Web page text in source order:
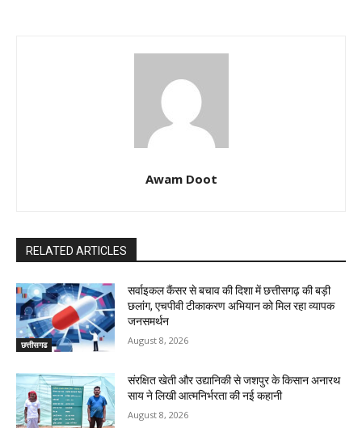
Awam Doot
RELATED ARTICLES
छत्तीसगढ
सर्वाइकल कैंसर से बचाव की दिशा में छत्तीसगढ़ की बड़ी
छलांग, एचपीवी टीकाकरण अभियान को मिल रहा व्यापक
जनसमर्थन
August 8, 2026
संरक्षित खेती और उद्यानिकी से जशपुर के किसान अनारथ
साय ने लिखी आत्मनिर्भरता की नई कहानी
August 8, 2026